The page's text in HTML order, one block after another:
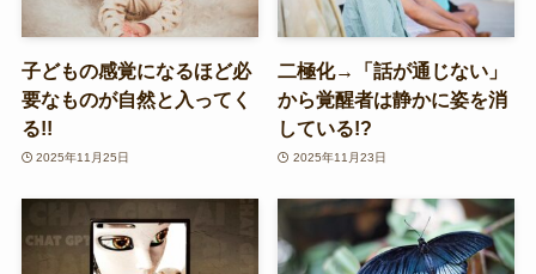
子どもの感覚になるほど必
要なものが自然と入ってく
る!!
2025年11月25日
二極化→「話が通じない」
から覚醒者は静かに姿を消
している!?
2025年11月23日